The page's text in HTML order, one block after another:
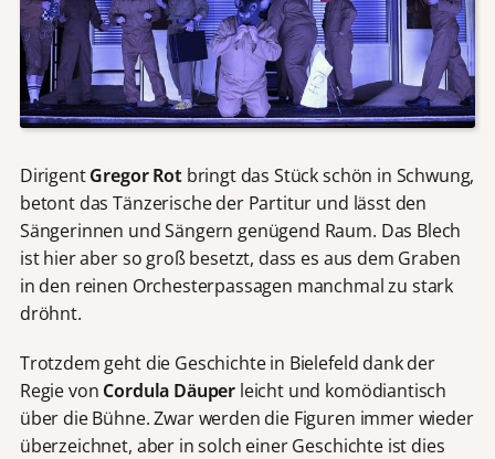
DirigentGregor Rotbringt das Stück schön in Schwung,
betont das Tänzerische der Partitur und lässt den
Sängerinnen und Sängern genügend Raum. Das Blech
ist hier aber so groß besetzt, dass es aus dem Graben
in den reinen Orchesterpassagen manchmal zu stark
dröhnt.
Trotzdem geht die Geschichte in Bielefeld dank der
Regie von Cordula Däuper leicht und komödiantisch
über die Bühne. Zwar werden die Figuren immer wieder
überzeichnet, aber in solch einer Geschichte ist dies